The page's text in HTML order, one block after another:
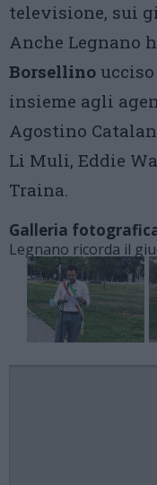
televisione, sui
Anche Legnano
Borsellino
insieme agli
Agostino
Li Muli, Eddie
Traina.
Galleria
Legnano ricorda il